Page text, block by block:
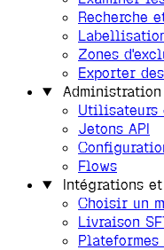
Recherche
Zones
Exporter
Administration
Utilisateurs
Jetons API
Flows
Intégrations
Choisir un
Livraison
Plateformes